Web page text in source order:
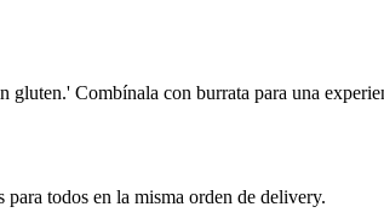
Combínala con burrata para una
para todos en la misma orden de delivery.